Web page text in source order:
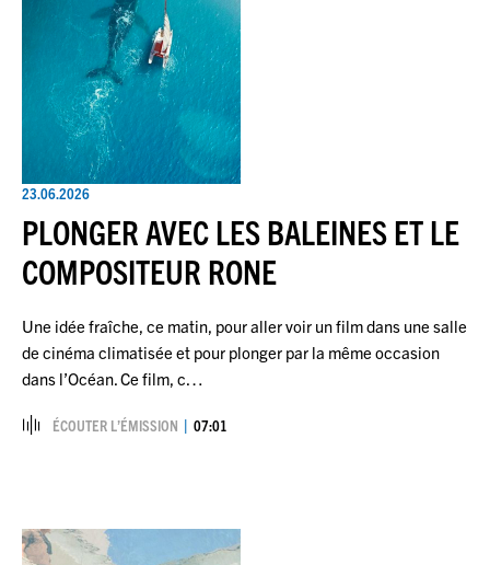
23.06.2026
PLONGER AVEC LES BALEINES ET LE
COMPOSITEUR RONE
Une idée fraîche, ce matin, pour aller voir un film dans une salle
de cinéma climatisée et pour plonger par la même occasion
dans l’Océan. Ce film, c…
ÉCOUTER L’ÉMISSION 07:01